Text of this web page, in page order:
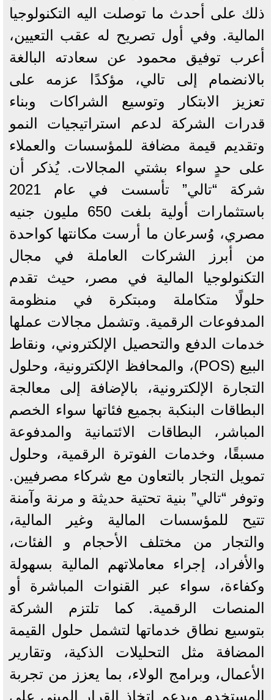
ذلك على أحدث ما توصلت اليه التكنولوجيا
المالية. وفي أول تصريح له عقب التعيين،
أعرب توفيق محمود عن سعادته البالغة
بالانضمام إلى تالي، مؤكدًا عزمه على
تعزيز الابتكار وتوسيع الشراكات وبناء
قدرات الشركة لدعم استراتيجيات النمو
وتقديم قيمة مضافة للمؤسسات والعملاء
على حدٍ سواء بشتي المجالات. يُذكر أن
شركة “تالي” تأسست في عام 2021
باستثمارات أولية بلغت 650 مليون جنيه
مصري، وُسرعان ما أرست مكانتها كواحدة
من أبرز الشركات العاملة في مجال
التكنولوجيا المالية في مصر، حيث تقدم
حلولًا متكاملة ومبتكرة في منظومة
المدفوعات الرقمية. وتشمل مجالات عملها
خدمات الدفع والتحصيل الإلكتروني، ونقاط
البيع (POS)، والمحافظ الإلكترونية، وحلول
التجارة الإلكترونية، بالإضافة إلى معالجة
البطاقات البنكبة بجميع فئاتها سواء الخصم
المباشر، البطاقات الائتمانية والمدفوعة
مسبقًا، وخدمات الفوترة الرقمية، وحلول
تمويل التجار بالتعاون مع شركاء مصرفيين.
وتوفر “تالي” بنية تحتية حديثة و مرنة وآمنة
تتيح للمؤسسات المالية وغير المالية،
والتجار من مختلف الأحجام و الفئات،
والأفراد، إجراء معاملاتهم المالية بسهولة
وكفاءة، سواء عبر القنوات المباشرة أو
المنصات الرقمية. كما تلتزم الشركة
بتوسيع نطاق خدماتها لتشمل حلول القيمة
المضافة مثل التحليلات الذكية، وتقارير
الأعمال، وبرامج الولاء، بما يعزز من تجربة
المستخدم ويدعم اتخاذ القرار المبني على